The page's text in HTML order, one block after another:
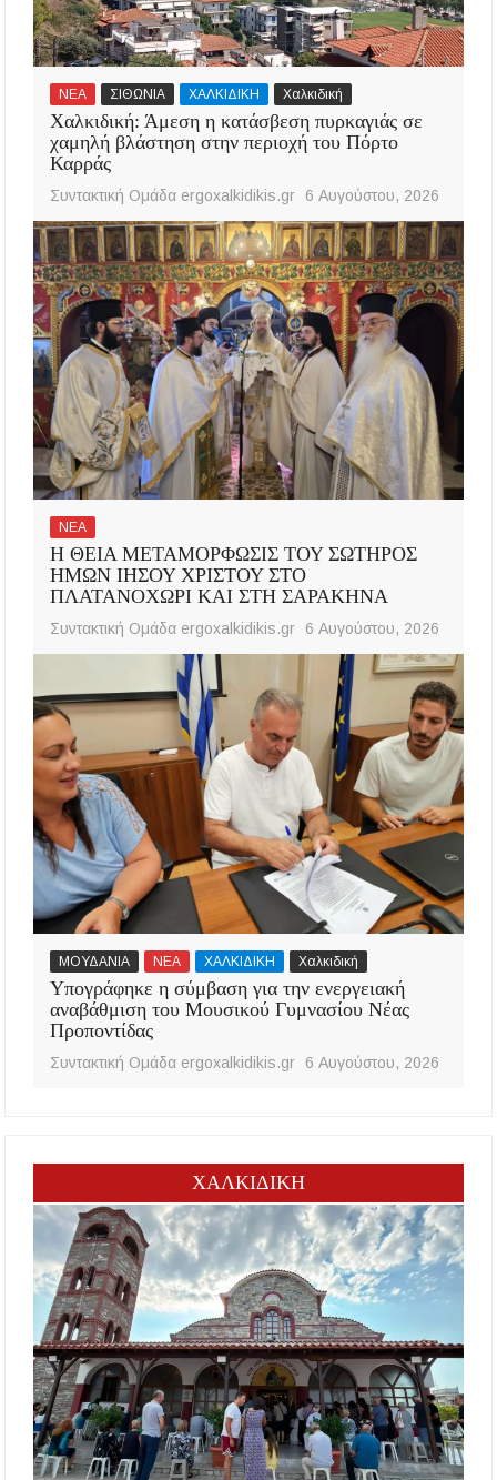
ΝΕΑ ΣΙΘΩΝΙΑ ΧΑΛΚΙΔΙΚΗ Χαλκιδική
Χαλκιδική: Άμεση η κατάσβεση πυρκαγιάς σε
χαμηλή βλάστηση στην περιοχή του Πόρτο
Καρράς
Συντακτική Ομάδα ergoxalkidikis.gr 6 Αυγούστου, 2026
ΝΕΑ
Η ΘΕΙΑ ΜΕΤΑΜΟΡΦΩΣΙΣ ΤΟΥ ΣΩΤΗΡΟΣ
ΗΜΩΝ ΙΗΣΟΥ ΧΡΙΣΤΟΥ ΣΤΟ
ΠΛΑΤΑΝΟΧΩΡΙ ΚΑΙ ΣΤΗ ΣΑΡΑΚΗΝΑ
Συντακτική Ομάδα ergoxalkidikis.gr 6 Αυγούστου, 2026
ΜΟΥΔΑΝΙΑ ΝΕΑ ΧΑΛΚΙΔΙΚΗ Χαλκιδική
Υπογράφηκε η σύμβαση για την ενεργειακή
αναβάθμιση του Μουσικού Γυμνασίου Νέας
Προποντίδας
Συντακτική Ομάδα ergoxalkidikis.gr 6 Αυγούστου, 2026
ΧΑΛΚΙΔΙΚΗ